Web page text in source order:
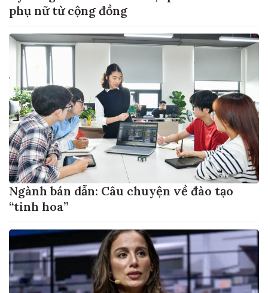
phụ nữ từ cộng đồng
Ngành bán dẫn: Câu chuyện về đào tạo
“tinh hoa”